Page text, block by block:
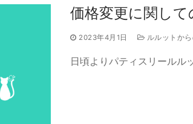
価格変更に関して
2023年4月1日 ルルットか
日頃よりパティスリールル